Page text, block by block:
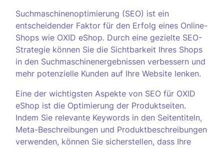
Suchmaschinenoptimierung (SEO) ist ein
entscheidender Faktor für den Erfolg eines Online-
Shops wie OXID eShop. Durch eine gezielte SEO-
Strategie können Sie die Sichtbarkeit Ihres Shops
in den Suchmaschinenergebnissen verbessern und
mehr potenzielle Kunden auf Ihre Website lenken.
Eine der wichtigsten Aspekte von SEO für OXID
eShop ist die Optimierung der Produktseiten.
Indem Sie relevante Keywords in den Seitentiteln,
Meta-Beschreibungen und Produktbeschreibungen
verwenden, können Sie sicherstellen, dass Ihre